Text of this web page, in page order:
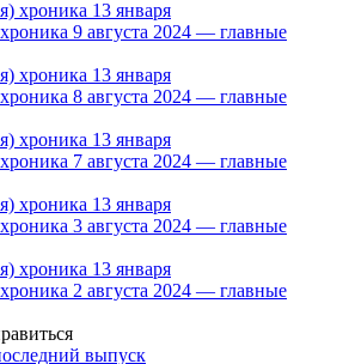
9 августа 2024 — главные
8 августа 2024 — главные
7 августа 2024 — главные
3 августа 2024 — главные
2 августа 2024 — главные